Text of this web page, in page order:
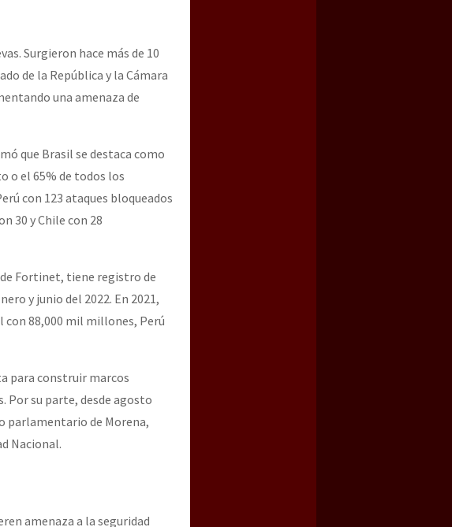
Surgieron hace más de 10
de la República y la Cámara
una amenaza de
que Brasil se destaca como
o el 65% de todos los
con 123 ataques bloqueados
30 y Chile con 28
Fortinet, tiene registro de
y junio del 2022. En 2021,
con 88,000 mil millones, Perú
para construir marcos
Por su parte, desde agosto
parlamentario de Morena,
Nacional.
amenaza a la seguridad